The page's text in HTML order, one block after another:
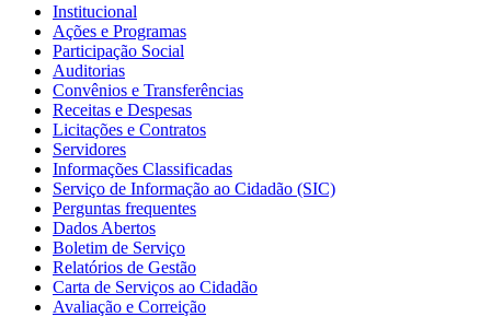
Institucional
Ações e Programas
Participação Social
Auditorias
Convênios e Transferências
Receitas e Despesas
Licitações e Contratos
Servidores
Informações Classificadas
Serviço de Informação ao Cidadão (SIC)
Perguntas frequentes
Dados Abertos
Boletim de Serviço
Relatórios de Gestão
Carta de Serviços ao Cidadão
Avaliação e Correição